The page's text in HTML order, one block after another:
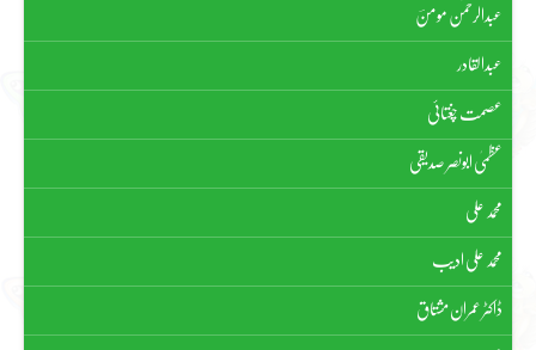
عبدالرحمٰن مومنؔ
عبدالقادر
عصمت چغتائی
عظمیٰ ابونصر صدیقی
محمد علی
محمد علی ادیب
ڈاکٹر عمران مشتاق